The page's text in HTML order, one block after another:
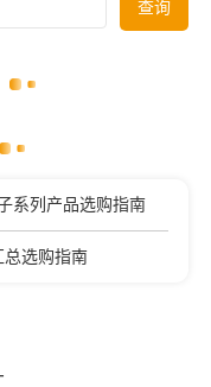
查询
系列产品选购指南
总选购指南